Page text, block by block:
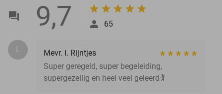
9,7 65
I.
Mevr. I. Rijntjes
Super geregeld, super begeleiding,
supergezellig en heel veel geleerd🏌️